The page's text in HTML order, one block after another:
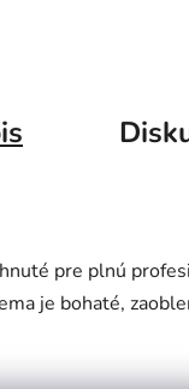
pre plnú
je bohaté,